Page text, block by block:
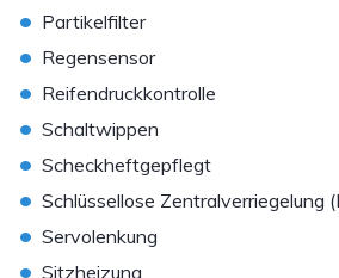
• Partikelfilter
• Regensensor
• Reifendruckkontrolle
• Schaltwippen
• Scheckheftgepflegt
• Schlüssellose Zentralverriegelung
• Servolenkung
• Sitzheizung